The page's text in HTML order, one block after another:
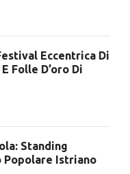
Eccentrica Di
Folle D’oro Di
Standing
Popolare Istriano